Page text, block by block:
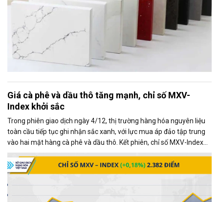
Giá cà phê và dầu thô tăng mạnh, chỉ số MXV-
Index khởi sắc
Trong phiên giao dịch ngày 4/12, thị trường hàng hóa nguyên liệu
toàn cầu tiếp tục ghi nhận sắc xanh, với lực mua áp đảo tập trung
vào hai mặt hàng cà phê và dầu thô. Kết phiên, chỉ số MXV-Index
tăng gần 0,2%, đạt 2.382 điểm, phản ánh xu hướng tích cực chung
của thị trường.